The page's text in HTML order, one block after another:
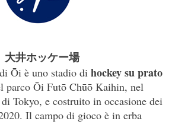
大井ホッケー場
Ōi è uno stadio dihockey su prato
parco Ōi Futō Chūō Kaihin, nel
Tokyo, e costruito in occasione dei
Il campo di gioco è in erba